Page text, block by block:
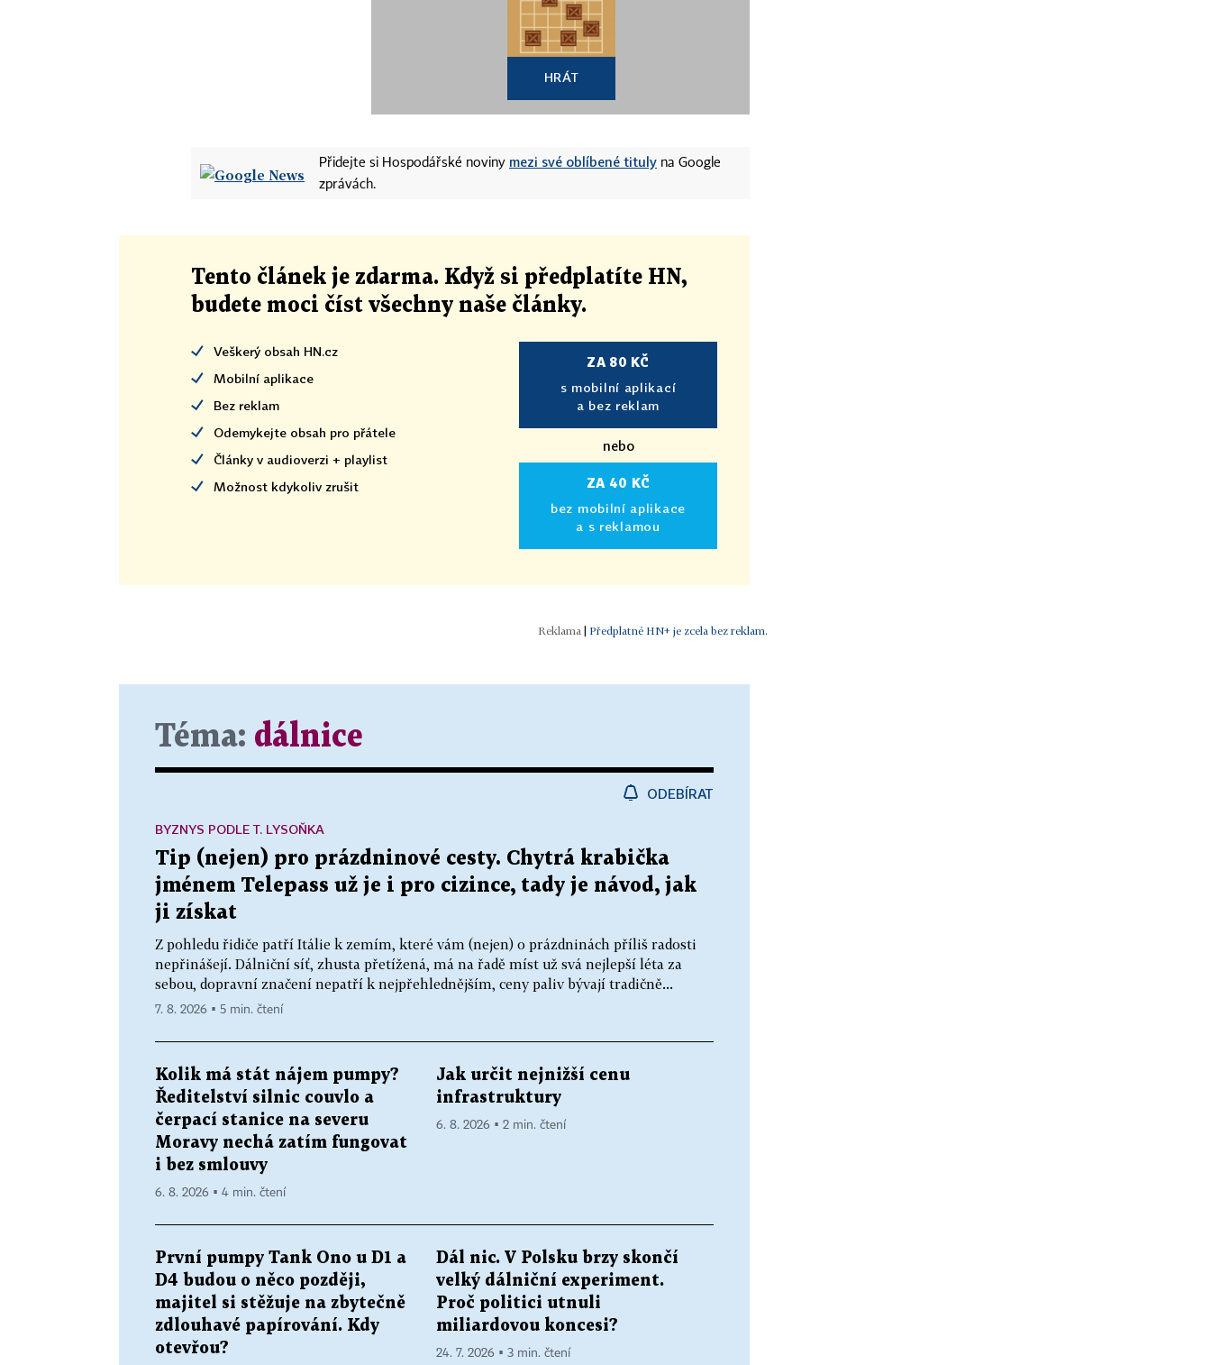
HRÁT
Přidejte si Hospodářské noviny mezi své oblíbené tituly na Google
zprávách.
Tento článek je zdarma. Když si předplatíte HN,
budete moci číst všechny naše články.
Veškerý obsah HN.cz
Mobilní aplikace
Bez reklam
Odemykejte obsah pro přátele
Články v audioverzi + playlist
Možnost kdykoliv zrušit
ZA 80 KČ
s mobilní aplikací
a bez reklam
nebo
ZA 40 KČ
bez mobilní aplikace
a s reklamou
| Předplatné HN+ je zcela bez reklam.
Téma: dálnice
ODEBÍRAT
Tip (nejen) pro prázdninové cesty. Chytrá krabička
jménem Telepass už je i pro cizince, tady je návod, jak
ji získat
Z pohledu řidiče patří Itálie k zemím, které vám (nejen) o prázdninách příliš radosti
nepřinášejí. Dálniční síť, zhusta přetížená, má na řadě míst už svá nejlepší léta za
sebou, dopravní značení nepatří k nejpřehlednějším, ceny paliv bývají tradičně...
BYZNYS PODLE T. LYSOŇKA
7. 8. 2026 ▪ 5 min. čtení
Kolik má stát nájem pumpy?
Ředitelství silnic couvlo a
čerpací stanice na severu
Moravy nechá zatím fungovat
i bez smlouvy
6. 8. 2026 ▪ 4 min. čtení
Jak určit nejnižší cenu
infrastruktury
6. 8. 2026 ▪ 2 min. čtení
První pumpy Tank Ono u D1 a
D4 budou o něco později,
majitel si stěžuje na zbytečně
zdlouhavé papírování. Kdy
otevřou?
Dál nic. V Polsku brzy skončí
velký dálniční experiment.
Proč politici utnuli
miliardovou koncesi?
24. 7. 2026 ▪ 3 min. čtení